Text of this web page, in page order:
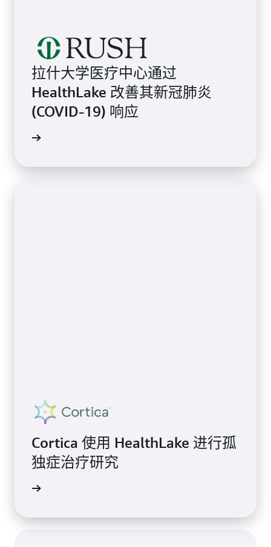
拉什大学医疗中心通过
HealthLake 改善其新冠肺炎
(COVID-19) 响应
Cortica 使用 HealthLake 进行孤
独症治疗研究